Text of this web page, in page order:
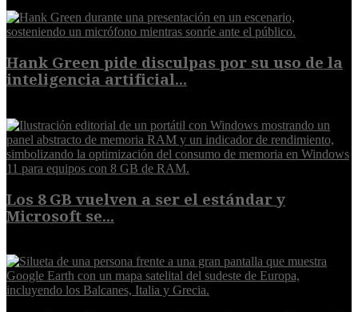
Hank Green pide disculpas por su uso de la
inteligencia artificial...
Los 8 GB vuelven a ser el estándar y
Microsoft se...